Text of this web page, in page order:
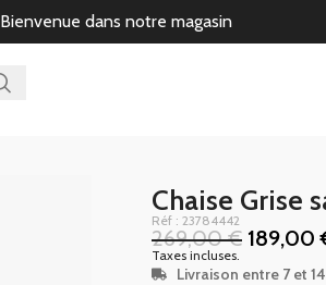
Bienvenue dans notre magasin
Chaise Grise
Réf : 23784442
269,00€ 189,00
Taxes incluses.
Livraison entre 7 et